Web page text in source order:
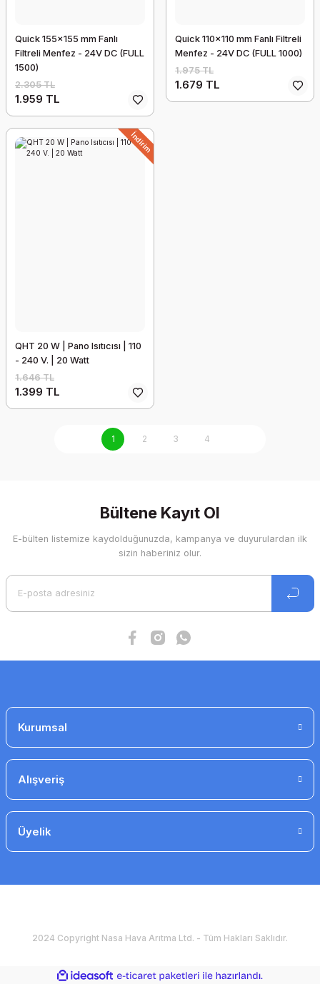
Quick 155x155 mm Fanlı
Filtreli Menfez - 24V DC (FULL
1500)
2.305 TL
1.959 TL
Quick 110x110 mm Fanlı Filtreli
Menfez - 24V DC (FULL 1000)
1.975 TL
1.679 TL
İndirim
QHT 20 W | Pano Isıtıcısı | 110
- 240 V. | 20 Watt
1.646 TL
1.399 TL
1 2 3 4
Bültene Kayıt Ol
E-bülten listemize kaydolduğunuzda, kampanya ve duyurulardan ilk
sizin haberiniz olur.
Kurumsal
Alışveriş
Üyelik
2024 Copyright Nasa Hava Arıtma Ltd. - Tüm Hakları Saklıdır.
ideasoft
e-